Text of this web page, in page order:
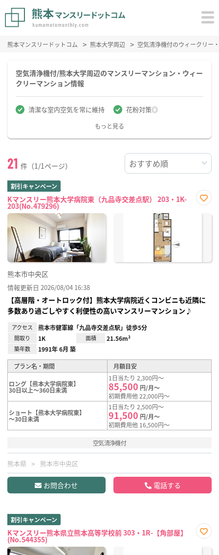
熊本マンスリードットコム 熊本大学周辺 空気清浄機付のウィークリー
空気清浄機付/熊本大学周辺のマンスリーマンション・ウィー
クリーマンション情報
清潔な室内空気を常に維持 花粉対策◎
もっと見る
21 件（1/1ページ）
割引キャンペーン
Kマンスリー熊本大学病院東（九品寺交差点駅） 203・1K-
203(No.479296)
に入
熊本市中央区
情報更新日 2026/08/04 16:38
【高層階・オートロック付】熊本大学病院近くコンビニも近隣に
多数あり過ごしやすく利便性の高いマンスリーマンション♪
アクセス 熊本市健軍線「九品寺交差点駅」徒歩5分
間取り 1K 面積 21.56m²
築年数 1991年 6月 築
プラン名・期間 月額目安
ロング【熊本大学病院東】
30日以上～360日未満
1日当たり 2,300円～
85,500 円/月～
初期費用他 22,000円～
ショート【熊本大学病院東】
～30日未満
1日当たり 2,500円～
91,500 円/月～
初期費用他 16,500円～
空気清浄機付
熊本県 熊本市中央区
お問合わせ 電話する
割引キャンペーン
Kマンスリー熊本県立熊本高等学校前 303・1R-【角部屋】
(No.544355)
に入